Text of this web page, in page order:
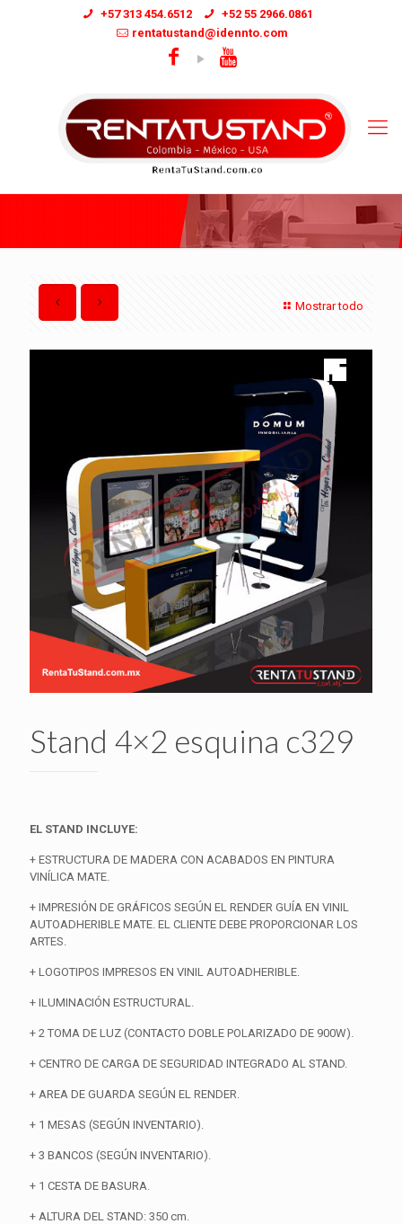
+57 313 454.6512
+52 55 2966.0861
rentatustand@idennto.com
Mostrar todo
Stand 4×2 esquina c329
EL STAND INCLUYE:
+ ESTRUCTURA DE MADERA CON ACABADOS EN PINTURA
VINÍLICA MATE.
+ IMPRESIÓN DE GRÁFICOS SEGÚN EL RENDER GUÍA EN VINIL
AUTOADHERIBLE MATE. EL CLIENTE DEBE PROPORCIONAR LOS
ARTES.
+ LOGOTIPOS IMPRESOS EN VINIL AUTOADHERIBLE.
+ ILUMINACIÓN ESTRUCTURAL.
+ 2 TOMA DE LUZ (CONTACTO DOBLE POLARIZADO DE 900W).
+ CENTRO DE CARGA DE SEGURIDAD INTEGRADO AL STAND.
+ AREA DE GUARDA SEGÚN EL RENDER.
+ 1 MESAS (SEGÚN INVENTARIO).
+ 3 BANCOS (SEGÚN INVENTARIO).
+ 1 CESTA DE BASURA.
+ ALTURA DEL STAND: 350 cm.